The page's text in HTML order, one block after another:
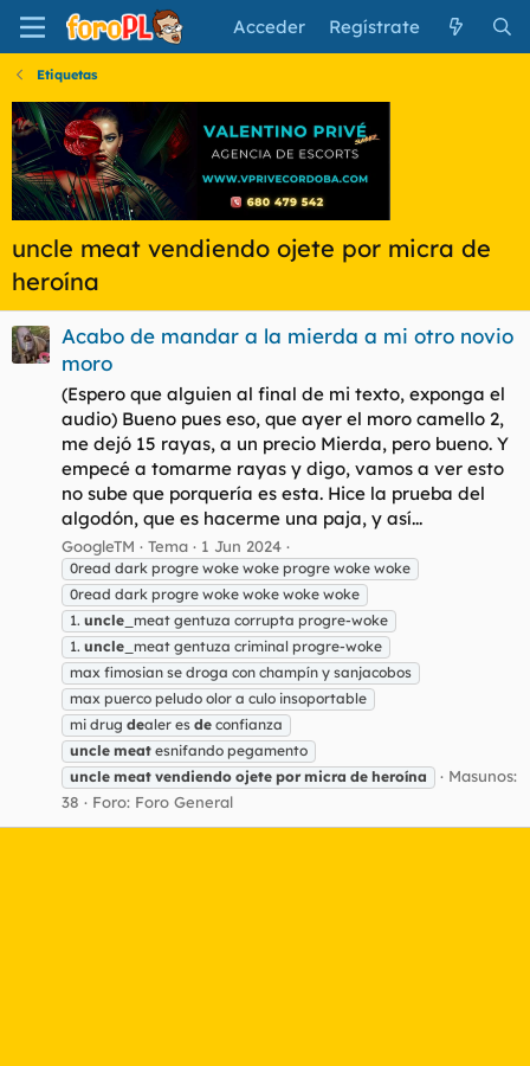
Acceder Regístrate
Etiquetas
uncle meat vendiendo ojete por micra de
heroína
Acabo de mandar a la mierda a mi otro novio
moro
(Espero que alguien al final de mi texto, exponga el
audio) Bueno pues eso, que ayer el moro camello 2,
me dejó 15 rayas, a un precio Mierda, pero bueno. Y
empecé a tomarme rayas y digo, vamos a ver esto
no sube que porquería es esta. Hice la prueba del
algodón, que es hacerme una paja, y así...
GoogleTM Tema 1 Jun 2024
0read dark progre woke woke progre woke woke
0read dark progre woke woke woke woke
1. uncle _meat gentuza corrupta progre-woke
1. uncle _meat gentuza criminal progre-woke
max fimosian se droga con champín y sanjacobos
max puerco peludo olor a culo insoportable
mi drug dealer es de confianza
uncle meat esnifando pegamento
uncle meat vendiendo ojete por micra de heroína
Masunos:
38
Foro: Foro General